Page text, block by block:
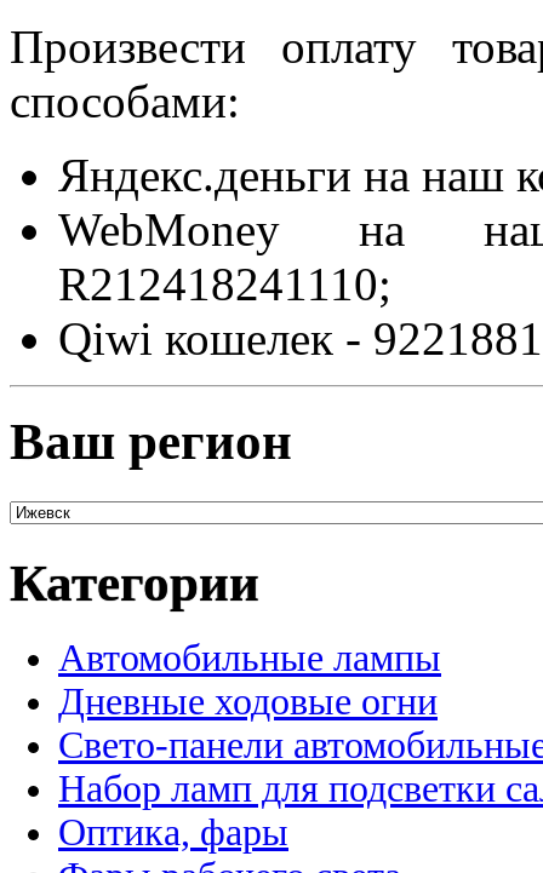
Произвести оплату
способами:
Яндекс.деньги на наш
WebMoney на
R212418241110;
Qiwi кошелек -
Ваш регион
Категории
Автомобильные лампы
Дневные ходовые огни
Свето-панели
Набор ламп для подсветки
Оптика, фары